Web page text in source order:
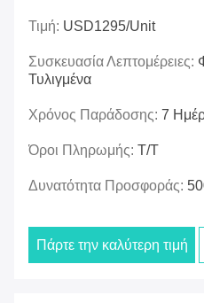
Τιμή: USD1295/unit
Συσκευασία Λεπτομέρειες:
Τυλιγμένα
Χρόνος Παράδοσης: 7
Όροι Πληρωμής: Τ/Τ
Δυνατότητα Προσφοράς:
Πάρτε την καλύτερη τιμή